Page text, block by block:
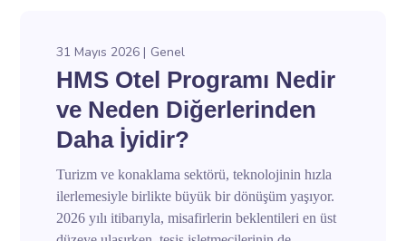
31 Mayıs 2026 Genel
HMS Otel Programı Nedir
ve Neden Diğerlerinden
Daha İyidir?
Turizm ve konaklama sektörü, teknolojinin hızla
ilerlemesiyle birlikte büyük bir dönüşüm yaşıyor.
2026 yılı itibarıyla, misafirlerin beklentileri en üst